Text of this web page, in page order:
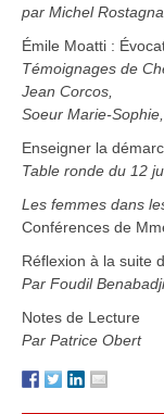
par Michel
Émile Moatti :
Témoignages de
Jean Corcos,
Soeur Marie-
Enseigner la
Table ronde du 12
Les femmes dans
Conférences de
Réflexion à la suite
Par Foudil Benabadji
Notes de Lecture
Par Patrice Obert